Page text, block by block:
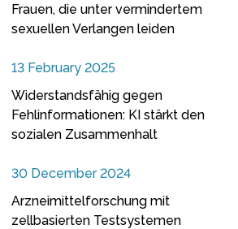
Frauen, die unter vermindertem
sexuellen Verlangen leiden
13 February 2025
Widerstandsfähig gegen
Fehlinformationen: KI stärkt den
sozialen Zusammenhalt
30 December 2024
Arzneimittelforschung mit
zellbasierten Testsystemen